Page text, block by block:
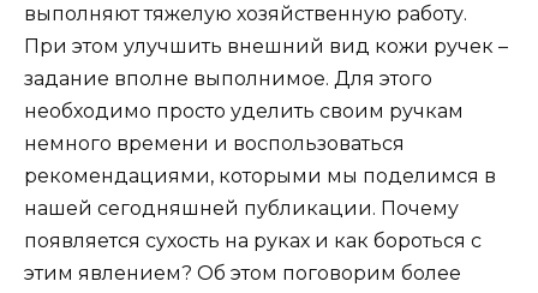
выполняют тяжелую хозяйственную работу.
При этом улучшить внешний вид кожи ручек –
задание вполне выполнимое. Для этого
необходимо просто уделить своим ручкам
немного времени и воспользоваться
рекомендациями, которыми мы поделимся в
нашей сегодняшней публикации. Почему
появляется сухость на руках и как бороться с
этим явлением? Об этом поговорим более